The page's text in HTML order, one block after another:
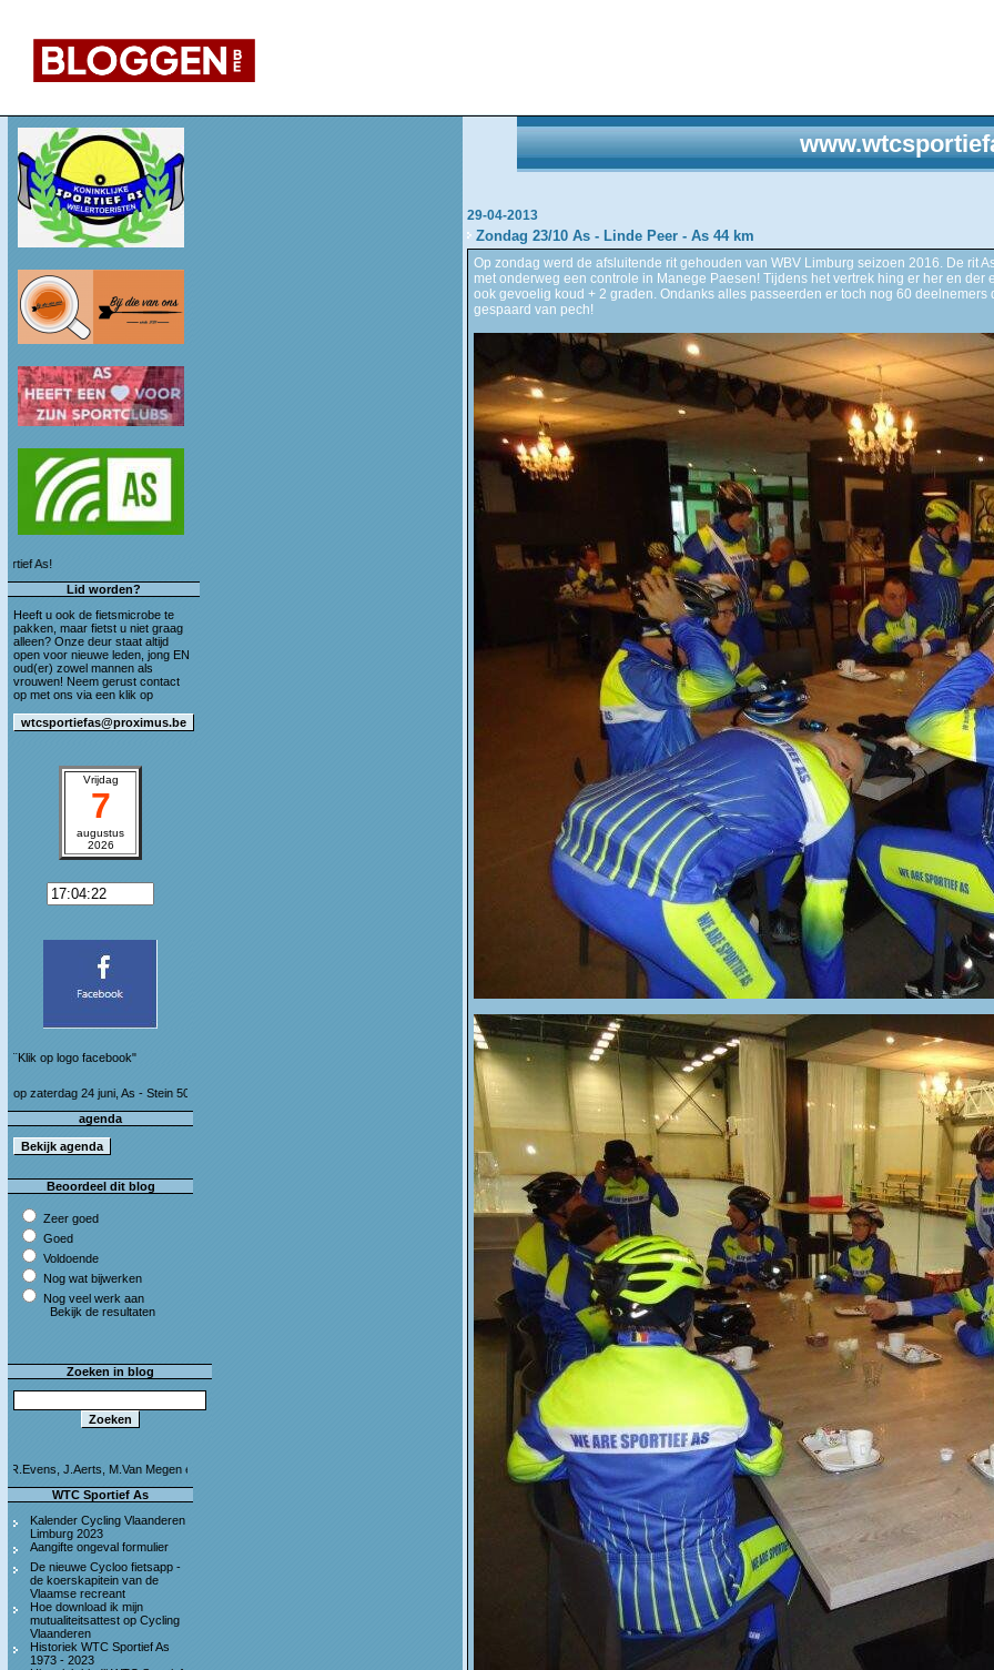
Lid worden?
Heeft u ook de fietsmicrobe te
pakken, maar fietst u niet graag
alleen? Onze deur staat altijd
open voor nieuwe leden, jong EN
oud(er) zowel mannen als
vrouwen! Neem gerust contact
op met ons via een klik op
Vrijdag
7
augustus
2026
¨Klik op logo facebook"
- Stein 50 km (I&S 9u - 10u30) Café Bij die van ons As
agenda
Beoordeel dit blog
Zeer goed
Goed
Voldoende
Nog wat bijwerken
Nog veel werk aan
Bekijk de resultaten
Zoeken in blog
Megen en C.Leeman - Van harte proficiat!
WTC Sportief As
Kalender Cycling Vlaanderen
Limburg 2023
Aangifte ongeval formulier
De nieuwe Cycloo fietsapp -
de koerskapitein van de
Vlaamse recreant
Hoe download ik mijn
mutualiteitsattest op Cycling
Vlaanderen
Historiek WTC Sportief As
1973 - 2023
29-04-2013
Zondag 23/10 As - Linde Peer - As 44 km
Op zondag werd de afsluitende rit gehouden van WBV Limburg seizoen 2016. De rit
met onderweg een controle in Manege Paesen! Tijdens het vertrek hing er her en
ook gevoelig koud + 2 graden. Ondanks alles passeerden er toch nog 60
gespaard van pech!